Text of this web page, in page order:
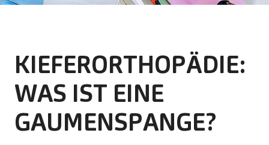
KIEFERORTHOPÄDIE:
WAS IST EINE
GAUMENSPANGE?